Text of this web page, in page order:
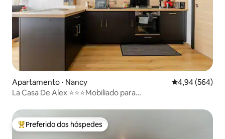
Apartamento ⋅ Nancy 4,94 de uma
4,94 (564)
La Casa De Alex ⭐️⭐️⭐️Mobiliado para
Entre os melhores preferidos dos hóspedes
Preferido dos hóspedes